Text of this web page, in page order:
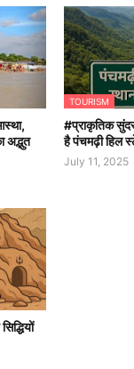
अद्भुत
TOURISM
#प्राकृतिक
है पंचमढ़ी हिल
July 11, 2025